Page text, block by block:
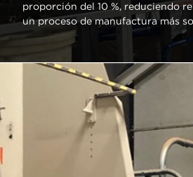
proporción del 10 %, reduciendo
un proceso de manufactura más